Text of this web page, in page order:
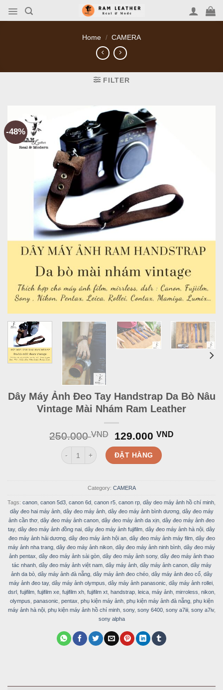
Home / CAMERA
FILTER
-48%
Dây Máy Ảnh Đeo Tay Handstrap Da Bò Nâu
Vintage Mài Nhám Ram Leather
250.000VND
Original
price
was:
250.000 VND.
129.000VND
Dây Máy Ảnh Đeo Tay Handstrap Da Bò Nâu
ĐẶT HÀNG
Category: CAMERA
Tags: canon canon 5d3 canon 6d canon r5 canon rp dây deo máy ảnh hồ chí minh
dây đeo hai máy ảnh, dây đeo máy ảnh, dây đeo máy ảnh bình dương, dây đeo máy
ảnh cần thơ dây đeo máy ảnh canon dây đeo máy ảnh da xịn dây đeo máy ảnh đeo
tay, dây đeo máy ảnh đồng nai dây đeo máy ảnh fujifilm dây đeo máy ảnh hà nội dây
đeo máy ảnh hải dương, dây đeo máy ảnh hội an, dây đeo máy ảnh máy film, dây đeo
máy ảnh nha trang dây đeo máy ảnh nikon dây đeo máy ảnh ninh bình dây đeo máy
ảnh pentax dây đeo máy ảnh sài gòn dây đeo máy ảnh sony, dây đeo máy ảnh thao
tác nhanh, dây đeo máy ảnh việt nam, dây máy ảnh, dây máy ảnh canon, dây máy
ảnh da bò, dây máy ảnh đà nẵng, dây máy ảnh đeo chéo, dây máy ảnh đeo cổ, dây
máy ảnh đeo tay, dây máy ảnh olympus dây máy ảnh panasonic dây máy ảnh rollei
dsrl, fujifilm, fujifilm xe, fujifilm xh, fujifilm xt, handstrap, leica, máy ảnh, mirroless nikon,
olympus panasonic pentax phụ kiện máy ảnh, phụ kiện máy ảnh đà nẵng, phụ kiện
máy ảnh hà nội, phụ kiện máy ảnh hồ chí minh, sony, sony 6400, sony a7iii, sony a7iv,
sony alpha